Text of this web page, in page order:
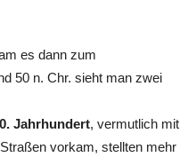
es dann zum
50 n. Chr. sieht man zwei
Jahrhundert, vermutlich mit
vorkam, stellten mehr